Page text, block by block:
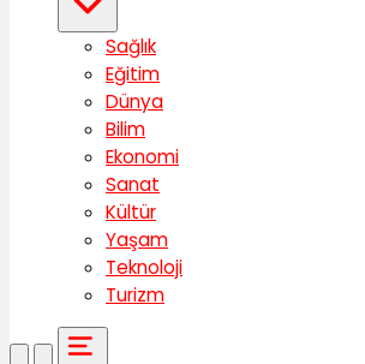
Sağlık
Eğitim
Dünya
Bilim
Ekonomi
Sanat
Kültür
Yaşam
Teknoloji
Turizm